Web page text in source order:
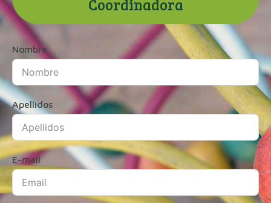
Coordinadora
Nombre
Apellidos
E-mail